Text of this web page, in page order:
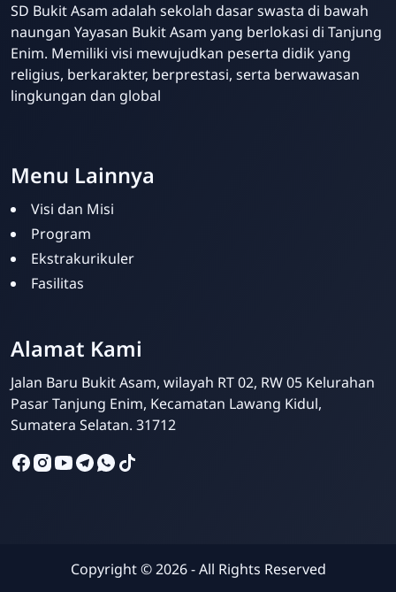
SD Bukit Asam adalah sekolah dasar swasta di bawah
naungan Yayasan Bukit Asam yang berlokasi di Tanjung
Enim. Memiliki visi mewujudkan peserta didik yang
religius, berkarakter, berprestasi, serta berwawasan
lingkungan dan global
Menu Lainnya
Visi dan Misi
Program
Ekstrakurikuler
Fasilitas
Alamat Kami
Jalan Baru Bukit Asam, wilayah RT 02, RW 05 Kelurahan
Pasar Tanjung Enim, Kecamatan Lawang Kidul,
Sumatera Selatan. 31712
Copyright ©2026- All Rights Reserved